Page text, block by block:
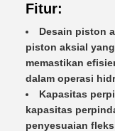
Fitur:
Desain piston
piston aksial
memastikan
dalam operasi
Kapasitas
kapasitas
penyesuaian